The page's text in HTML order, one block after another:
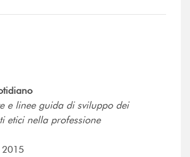
e linee guida di sviluppo dei
etici nella professione
2015